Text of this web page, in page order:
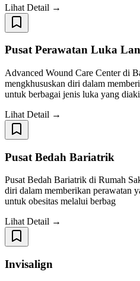
Lihat Detail →
Pusat Perawatan Luka
Advanced Wound Care Center di
mengkhususkan diri dalam
untuk berbagai jenis luka yang
Lihat Detail →
Pusat Bedah Bariatrik
Pusat Bedah Bariatrik di Rumah
diri dalam memberikan perawatan
untuk obesitas melalui berbag
Lihat Detail →
Invisalign